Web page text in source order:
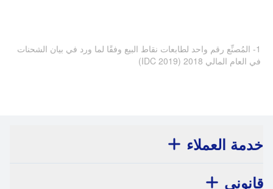
1- ‏المُصنِّع رقم واحد لطابعات نقاط البيع وفقًا لما ورد في بيان الشحنات
في العام المالي 2018 ‏(IDC 2019)
خدمة العملاء
قانوني